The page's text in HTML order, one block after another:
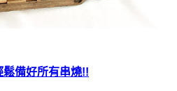
備好所有串燒!!